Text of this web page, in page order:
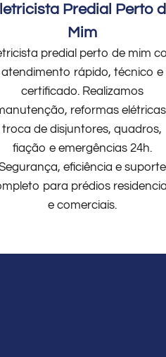
Predial Perto
Mim
predial perto de mim
atendimento rápido, técnico e
certificado. Realizamos
reformas
troca de disjuntores, quadros,
fiação e emergências 24h.
eficiência e suporte
para prédios
e comerciais.